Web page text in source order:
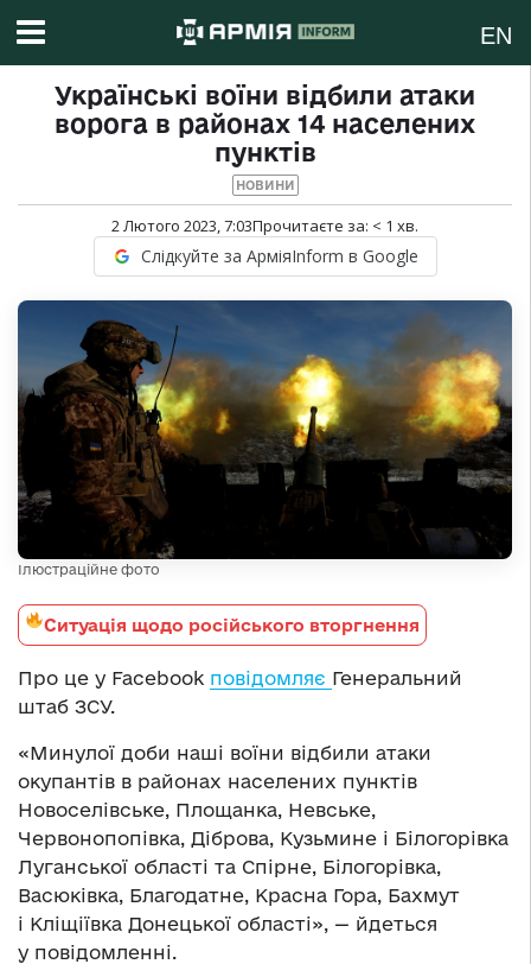
EN
Українські воїни відбили атаки
ворога в районах 14 населених
пунктів
НОВИНИ
2 Лютого 2023, 7:03Прочитаєте за: < 1 хв.
Слідкуйте за АрміяInform в Google
Ілюстраційне фото
Ситуація щодо російського вторгнення
Про це у Facebook повідомляє Генеральний
штаб ЗСУ.
«Минулої доби наші воїни відбили атаки
окупантів в районах населених пунктів
Новоселівське, Площанка, Невське,
Червонопопівка, Діброва, Кузьмине і Білогорівка
Луганської області та Спірне, Білогорівка,
Васюківка, Благодатне, Красна Гора, Бахмут
і Кліщіївка Донецької області», — йдеться
у повідомленні.